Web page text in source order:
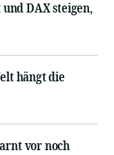
DAX steigen,
hängt die
vor noch